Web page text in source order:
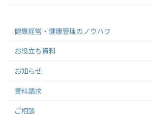
健康経営・健康管理のノウハウ
お役立ち資料
お知らせ
資料請求
ご相談